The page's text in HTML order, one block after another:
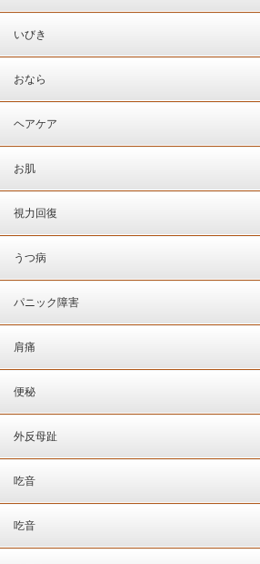
いびき
おなら
ヘアケア
お肌
視力回復
うつ病
パニック障害
肩痛
便秘
外反母趾
吃音
吃音